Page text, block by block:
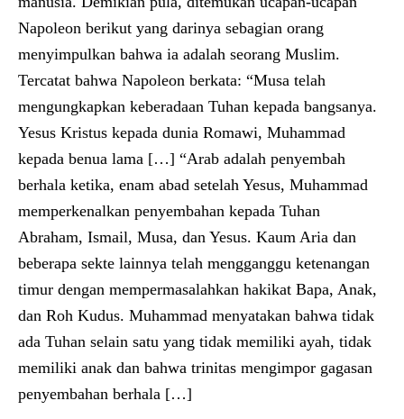
Napoleon berikut yang darinya sebagian orang
menyimpulkan bahwa ia adalah seorang Muslim.
Tercatat bahwa Napoleon berkata: “Musa telah
mengungkapkan keberadaan Tuhan kepada bangsanya.
Yesus Kristus kepada dunia Romawi, Muhammad
kepada benua lama […] “Arab adalah penyembah
berhala ketika, enam abad setelah Yesus, Muhammad
memperkenalkan penyembahan kepada Tuhan
Abraham, Ismail, Musa, dan Yesus. Kaum Aria dan
beberapa sekte lainnya telah mengganggu ketenangan
timur dengan mempermasalahkan hakikat Bapa, Anak,
dan Roh Kudus. Muhammad menyatakan bahwa tidak
ada Tuhan selain satu yang tidak memiliki ayah, tidak
memiliki anak dan bahwa trinitas mengimpor gagasan
penyembahan berhala […]